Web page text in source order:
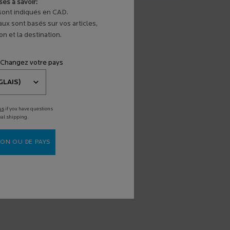
à savoir:
indiqués en CAD.
sont basés sur vos articles,
et la destination.
votre pays
if you have questions
shipping.
OU DE PAYS